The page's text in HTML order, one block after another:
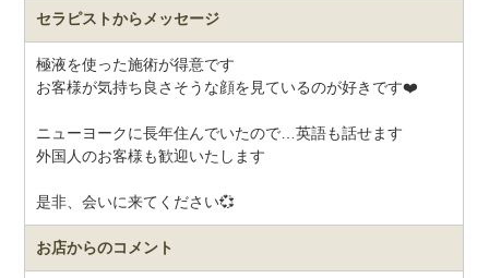
セラピストから メッセージ
極液を使った施術が得意です
お客様が気持ち良さそうな顔を見ているのが好きです❤️
ニューヨークに長年住んでいたので…英語も話せます
外国人のお客様も歓迎いたします
是非、会いに来てください💞
お店からのコメント